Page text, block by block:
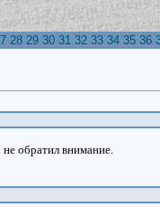
28 29 30 31 32 33 34 35 36
обратил внимание.